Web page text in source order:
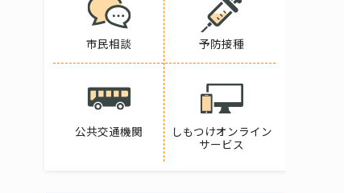
市民相談 予防接種
公共交通機関
しもつけオンライン
サービス